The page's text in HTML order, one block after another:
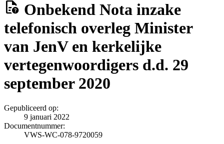
Onbekend Nota inzake
telefonisch overleg Minister
van JenV en kerkelijke
vertegenwoordigers d.d. 29
september 2020
Gepubliceerd op:
9 januari 2022
Documentnummer:
VWS-WC-078-9720059